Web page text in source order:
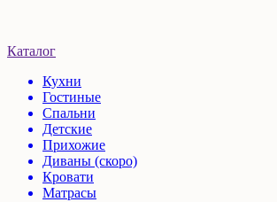
Каталог
Кухни
Гостиные
Спальни
Детские
Прихожие
Диваны (скоро)
Кровати
Матрасы